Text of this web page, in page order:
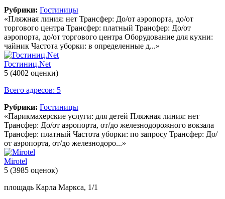
Рубрики: Гостиницы
«Пляжная линия: нет Трансфер: До/от аэропорта, до/от
торгового центра Трансфер: платный Трансфер: До/от
аэропорта, до/от торгового центра Оборудование для кухни:
чайник Частота уборки: в определенные д...»
Гостиниц.Net
5 (4002 оценки)
Всего адресов: 5
Рубрики: Гостиницы
«Парикмахерские услуги: для детей Пляжная линия: нет
Трансфер: До/от аэропорта, от/до железнодорожного вокзала
Трансфер: платный Частота уборки: по запросу Трансфер: До/
от аэропорта, от/до железнодоро...»
Mirotel
5 (3985 оценок)
площадь Карла Маркса, 1/1